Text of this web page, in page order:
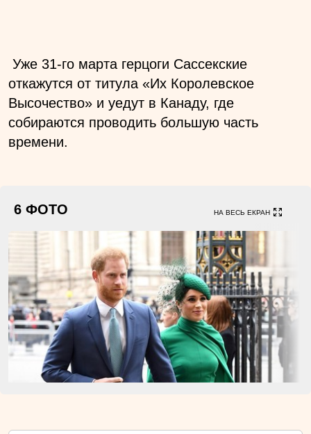
Уже 31-го марта герцоги Сассекские
откажутся от титула «Их Королевское
Высочество» и уедут в Канаду, где
собираются проводить большую часть
времени.
6 ФОТО НА ВЕСЬ ЕКРАН